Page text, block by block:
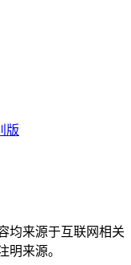
版
均来源于互联网相关
明来源。